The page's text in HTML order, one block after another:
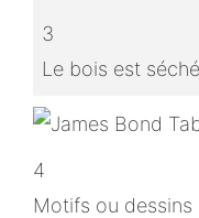
3
Le bois est
4
Motifs ou dessins